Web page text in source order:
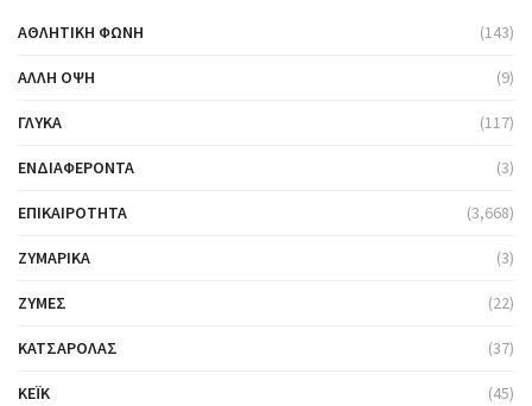
ΑΘΛΗΤΙΚΉ ΦΩΝΉ (143)
ΆΛΛΗ ΌΨΗ (9)
ΓΛΥΚΆ (117)
ΕΝΔΙΑΦΈΡΟΝΤΑ (3)
ΕΠΙΚΑΙΡΌΤΗΤΑ (3,668)
ΖΥΜΑΡΙΚΆ (3)
ΖΎΜΕΣ (22)
ΚΑΤΣΑΡΌΛΑΣ (37)
ΚΈΙΚ (45)